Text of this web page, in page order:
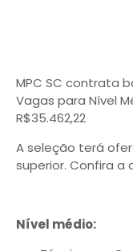
MPC SC contrata
Vagas para Nível
R$35.462,22
A seleção terá
superior. Confira a
Nível médio: